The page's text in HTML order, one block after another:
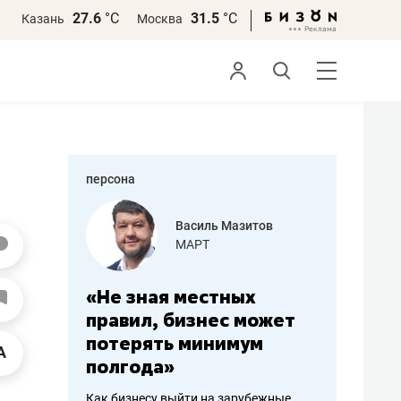
Казань 27.6 °С Москва 31.5 °С
персона
работа
Василь Мазитов
МАРТ
«Не зная местных
правил, бизнес может
потерять минимум
полгода»